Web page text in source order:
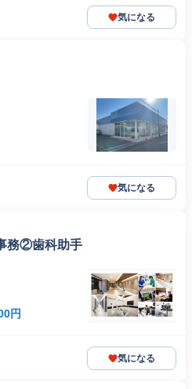
気になる
気になる
務②歯科助手
円
気になる